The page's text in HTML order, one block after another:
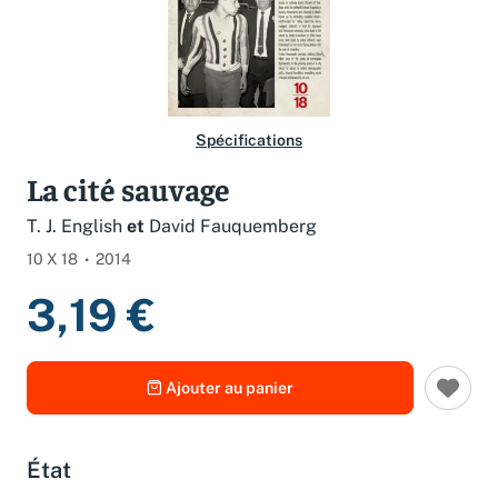
Créer une alerte
Spécifications
La cité sauvage
T. J. English et David Fauquemberg
10 X 18 2014
3,19 €
Ajouter au panier
État